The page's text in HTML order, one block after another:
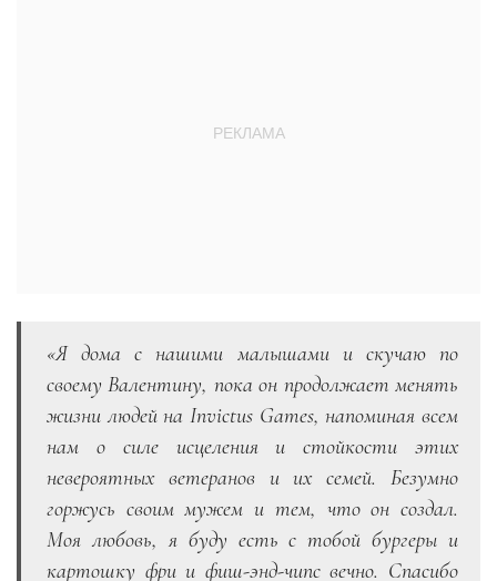
«Я дома с нашими малышами и скучаю по
своему Валентину, пока он продолжает менять
жизни людей на Invictus Games, напоминая всем
нам о силе исцеления и стойкости этих
невероятных ветеранов и их семей. Безумно
горжусь своим мужем и тем, что он создал.
Моя любовь, я буду есть с тобой бургеры и
картошку фри и фиш-энд-чипс вечно. Спасибо